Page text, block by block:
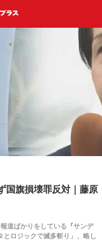
国旗損壊罪反対｜藤原
道ばかりをしている『サンデ
とロジックで滅多斬り」、略し